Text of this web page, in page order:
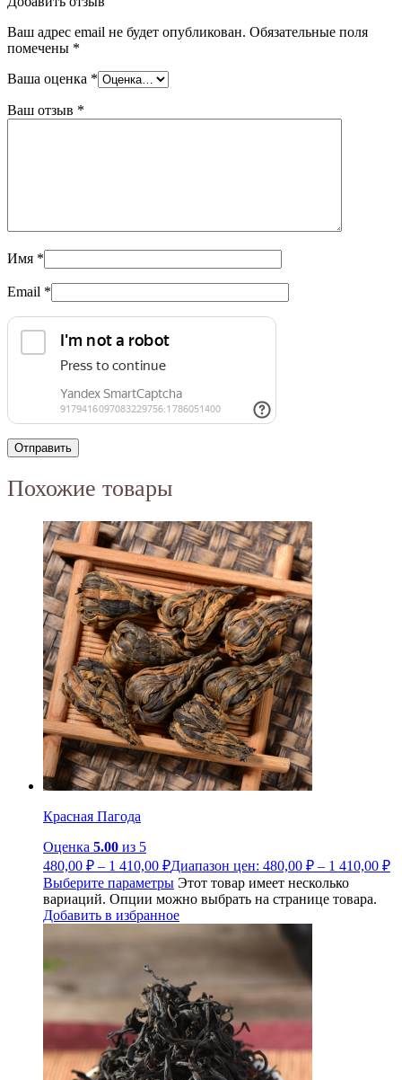
Ваш адрес email не будет опубликован. Обязательные поля
помечены *
Ваша оценка *
Ваш отзыв *
Имя *
Email *
Похожие товары
Красная Пагода
Оценка 5.00 из 5
480,00 ₽ – 1 410,00 ₽Диапазон цен: 480,00 ₽ – 1 410,00 ₽
Выберите параметры Этот товар имеет несколько
вариаций. Опции можно выбрать на странице товара.
Добавить в избранное